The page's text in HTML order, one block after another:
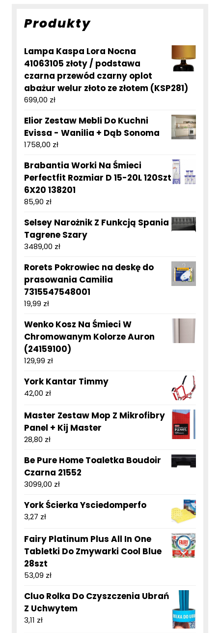
Produkty
Lampa Kaspa Lora Nocna
41063105 złoty / podstawa
czarna przewód czarny oplot
abażur welur złoto ze złotem (KSP281)
699,00 zł
Elior Zestaw Mebli Do Kuchni
Evissa - Wanilia + Dąb Sonoma
1758,00 zł
Brabantia Worki Na Śmieci
Perfectfit Rozmiar D 15-20L 120Szt
6X20 138201
85,90 zł
Selsey Narożnik Z Funkcją Spania
Tagrene Szary
3489,00 zł
Rorets Pokrowiec na deskę do
prasowania Camilia
7315547548001
19,99 zł
Wenko Kosz Na Śmieci W
Chromowanym Kolorze Auron
(24159100)
129,99 zł
York Kantar Timmy
42,00 zł
Master Zestaw Mop Z Mikrofibry
Panel + Kij Master
28,80 zł
Be Pure Home Toaletka Boudoir
Czarna 21552
3099,00 zł
York Ścierka Ysciedomperfo
3,27 zł
Fairy Platinum Plus All In One
Tabletki Do Zmywarki Cool Blue
28szt
53,09 zł
Cluo Rolka Do Czyszczenia Ubrań
Z Uchwytem
3,11 zł